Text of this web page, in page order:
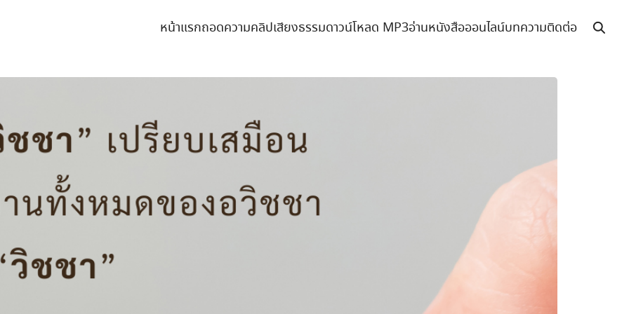
หน้าแรกถอดความคลิปเสียงธรรมดาวน์โหลด MP3อ่านหนังสือออนไลน์บทความติดต่อ